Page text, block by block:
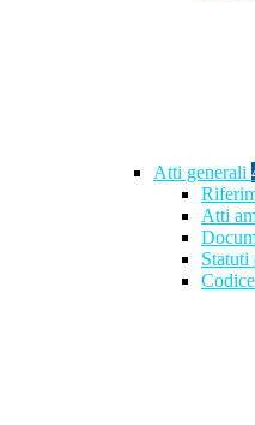
Atti generali
Atti
Statuti